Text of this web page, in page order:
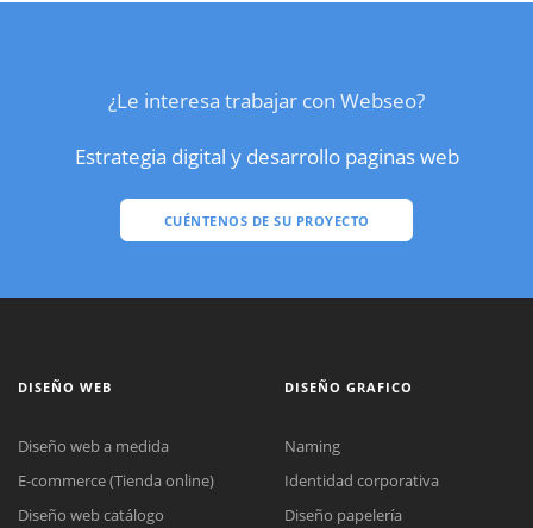
¿Le interesa trabajar con Webseo?
Estrategia digital y desarrollo paginas web
CUÉNTENOS DE SU PROYECTO
DISEÑO WEB
Diseño web a medida
E-commerce (Tienda online)
Diseño web catálogo
DISEÑO GRAFICO
Naming
Identidad corporativa
Diseño papelería